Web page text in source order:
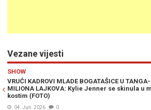
Vezane vijesti
1,5
ŽENA
KYLIE JENNER ZAPALILA INTERNET: U
pokazala više nego što je smjela (FOTO)
03. Jun. 2026